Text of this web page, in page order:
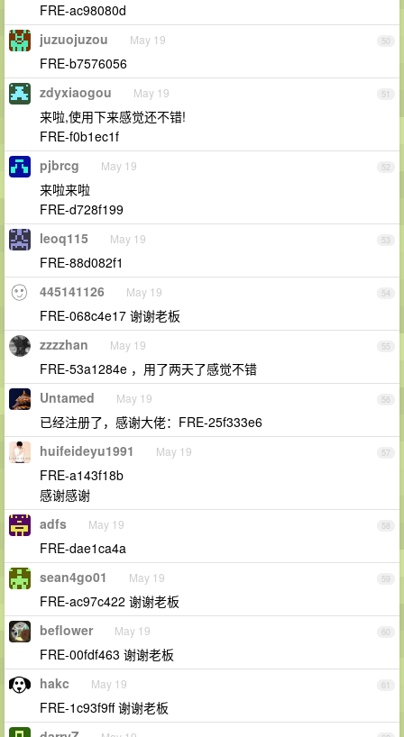
FRE-ac98080d
50
juzuojuzou May 19
FRE-b7576056
51
zdyxiaogou May 19
来啦,使用下来感觉还不错!
FRE-f0b1ec1f
52
pjbrcg May 19
来啦来啦
FRE-d728f199
53
leoq115 May 19
FRE-88d082f1
54
445141126 May 19
FRE-068c4e17 谢谢老板
55
zzzzhan May 19
FRE-53a1284e ，用了两天了感觉不错
56
Untamed May 19
已经注册了，感谢大佬：FRE-25f333e6
57
huifeideyu1991 May 19
FRE-a143f18b
感谢感谢
58
adfs May 19
FRE-dae1ca4a
59
sean4go01 May 19
FRE-ac97c422 谢谢老板
60
beflower May 19
FRE-00fdf463 谢谢老板
61
hakc May 19
FRE-1c93f9ff 谢谢老板